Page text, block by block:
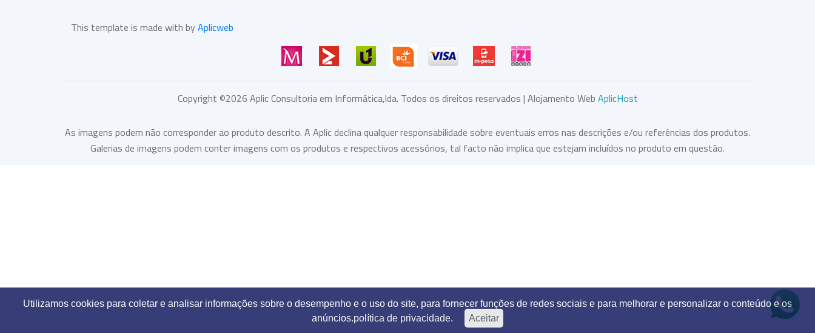
Utilizamos cookies para coletar e analisar informações sobre o desempenho e o uso do site, para fornecer funções de redes sociais e para melhorar e personalizar o conteúdo e os
anúncios.política de privacidade. Aceitar
This template is made with byAplicweb
Copyright ©2026Aplic Consultoria em Informática,lda. Todos os direitos reservados | Alojamento WebAplicHost
As imagens podem não corresponder ao produto descrito. A Aplic declina qualquer responsabilidade sobre eventuais erros nas descrições e/ou referências dos produtos.
Galerias de imagens podem conter imagens com os produtos e respectivos acessórios, tal facto não implica que estejam incluídos no produto em questão.